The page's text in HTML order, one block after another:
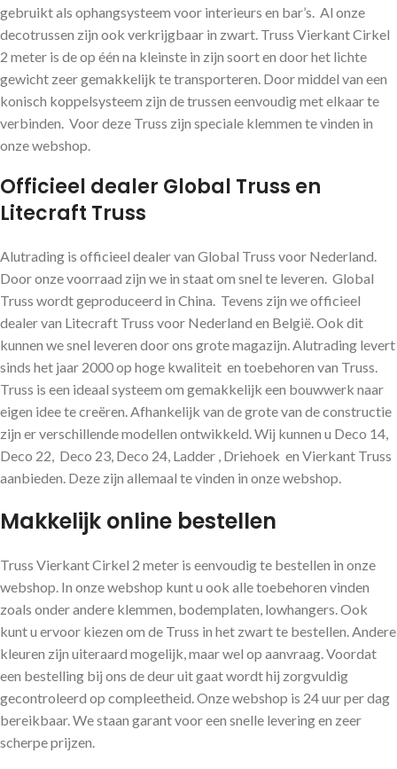
gebruikt als ophangsysteem voor interieurs en bar’s. Al onze
decotrussen zijn ook verkrijgbaar in zwart. Truss Vierkant Cirkel
2 meter is de op één na kleinste in zijn soort en door het lichte
gewicht zeer gemakkelijk te transporteren. Door middel van een
konisch koppelsysteem zijn de trussen eenvoudig met elkaar te
verbinden. Voor deze Truss zijn speciale klemmen te vinden in
onze webshop.
Officieel dealer Global Truss en
Litecraft Truss
Alutrading is officieel dealer van Global Truss voor Nederland.
Door onze voorraad zijn we in staat om snel te leveren. Global
Truss wordt geproduceerd in China. Tevens zijn we officieel
dealer van Litecraft Truss voor Nederland en België. Ook dit
kunnen we snel leveren door ons grote magazijn. Alutrading levert
sinds het jaar 2000 op hoge kwaliteit en toebehoren van Truss.
Truss is een ideaal systeem om gemakkelijk een bouwwerk naar
eigen idee te creëren. Afhankelijk van de grote van de constructie
zijn er verschillende modellen ontwikkeld. Wij kunnen u Deco 14,
Deco 22, Deco 23, Deco 24, Ladder , Driehoek en Vierkant Truss
aanbieden. Deze zijn allemaal te vinden in onze webshop.
Makkelijk online bestellen
Truss Vierkant Cirkel 2 meter is eenvoudig te bestellen in onze
webshop. In onze webshop kunt u ook alle toebehoren vinden
zoals onder andere klemmen, bodemplaten, lowhangers. Ook
kunt u ervoor kiezen om de Truss in het zwart te bestellen. Andere
kleuren zijn uiteraard mogelijk, maar wel op aanvraag. Voordat
een bestelling bij ons de deur uit gaat wordt hij zorgvuldig
gecontroleerd op compleetheid. Onze webshop is 24 uur per dag
bereikbaar. We staan garant voor een snelle levering en zeer
scherpe prijzen.